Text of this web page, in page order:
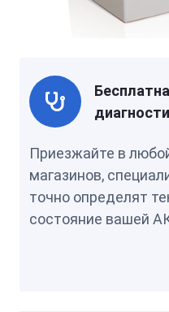
Приезжайте в
магазинов,
точно определят
состояние вашей